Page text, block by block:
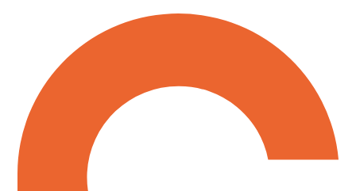
Kassel an. Zudem ist er Träger für
Freiwilligendienste im Inland, Ausland
sowie Incoming.